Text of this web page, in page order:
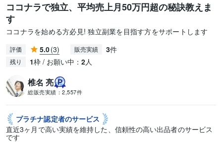
ココナラで独立、平均売上月50万円超の秘訣教えま
す
ココナラを始める方必見! 独立副業を目指す方をサポートします
評価 5.0(3) 販売実績 3件
残り 1枠 / お願い中： 2人
椎名 亮
総販売実績： 2,557件
プラチナ認定者のサービス
直近3ヶ月で高い実績を維持した、信頼性の高い出品者のサービス
です